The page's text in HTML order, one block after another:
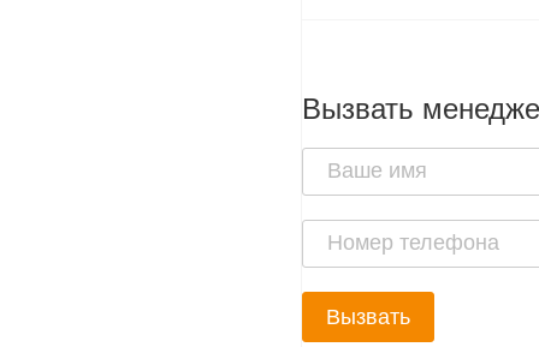
Вызвать
Вызвать